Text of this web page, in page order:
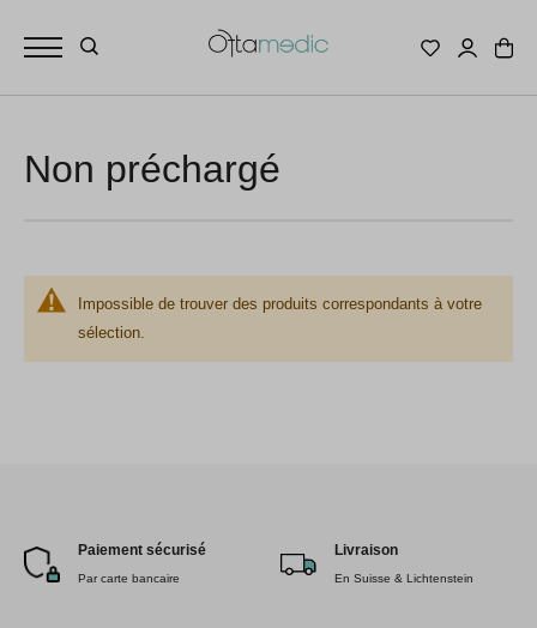
Non préchargé
Impossible de trouver des produits correspondants à votre
sélection.
Paiement sécurisé
Par carte bancaire
Livraison
En Suisse & Lichtenstein